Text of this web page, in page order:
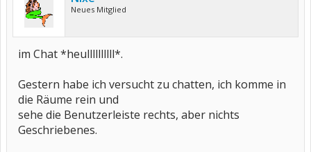
Neues Mitglied
im Chat *heullllllllll*.
Gestern habe ich versucht zu chatten, ich komme in
die Räume rein und
sehe die Benutzerleiste rechts, aber nichts
Geschriebenes.